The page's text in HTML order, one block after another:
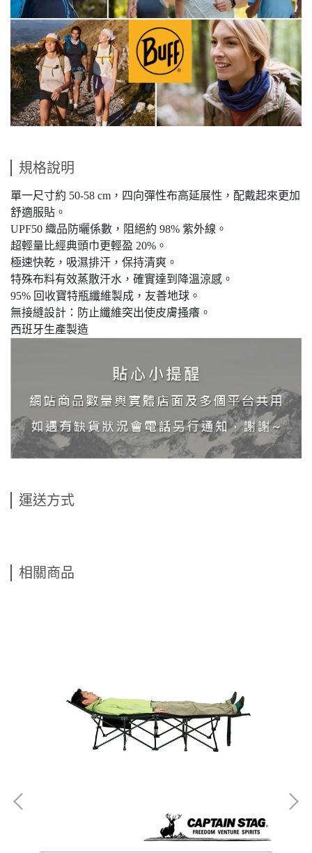
規格說明
單一尺寸約 50-58 cm，四向彈性布高延展性，配戴起來更加
舒適服貼。
UPF50 織品防曬係數，阻絕約 98% 紫外線。
超輕量比經典頭巾更輕盈 20%。
極速快乾，吸濕排汗，保持清爽。
特殊布料有效蒸散汗水，確實達到降溫涼感。
95% 回收寶特瓶纖維製成，友善地球。
無接縫設計：防止纖維突出使皮膚搔癢。
西班牙生產製造
運送方式
相關商品